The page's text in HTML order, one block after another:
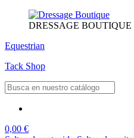
DRESSAGE BOUTIQUE
Equestrian
Tack Shop
0,00 €